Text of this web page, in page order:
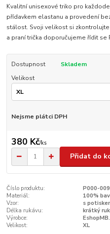
Kvalitní unisexové triko pro
přídavkem elastanu a provedení
stálost. Svoji velikost si zkontrolujte
a praní trička doporučujeme řídit se
Dostupnost
Skladem
Velikost
Nejsme plátci DPH
380 Kč/ks
Přidat do
Číslo produktu:
P000-009
Materiál:
100%
Vzor:
s
Délka rukávu:
krátký
Výrobce:
Velikost:
XL